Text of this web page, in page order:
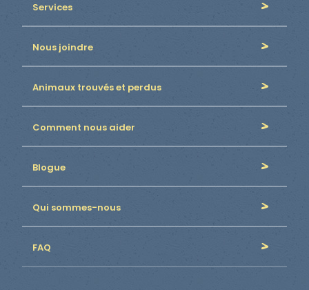
Services
Nous joindre
Animaux trouvés et perdus
Comment nous aider
Blogue
Qui sommes-nous
FAQ